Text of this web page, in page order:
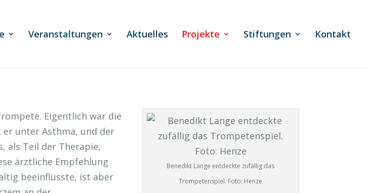
Veranstaltungen Aktuelles Projekte Stiftungen Kontakt
Benedikt Lange entdeckte zufällig das
Trompetenspiel. Foto: Henze
Eigentlich war die
unter Asthma, und der
als Teil der Therapie,
ärztliche Empfehlung
beeinflusste, ist aber